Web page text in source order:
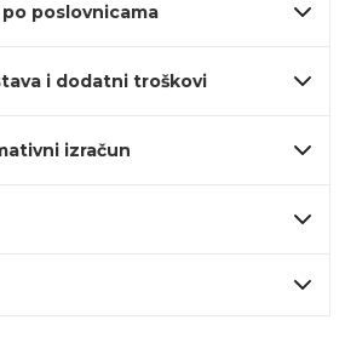
poslovnicama
i dodatni troškovi
izračun